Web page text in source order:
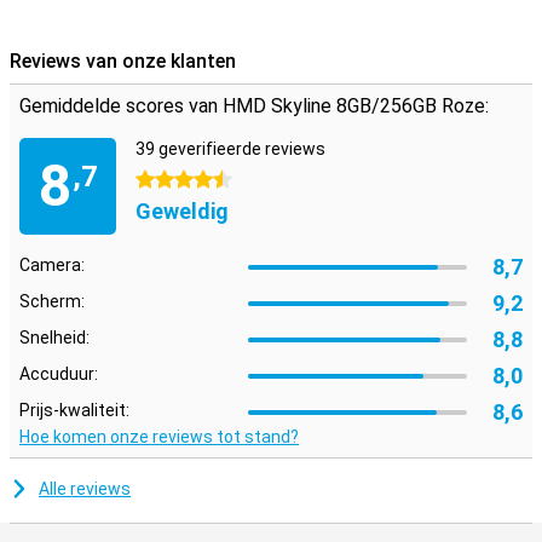
jouw eigen wens te maken met de 'custom button'. Je kan ervoor
zorgen dat de telefoon iets doet wanneer je er één keer op klikt, en
je kan de telefoon iets anders laten doen wanneer je twee keer
klikt. Bijvoorbeeld een sneltoets naar je favoriete spelletje, of de
route naar huis.
Reviews van onze klanten
Gemiddelde scores van HMD Skyline 8GB/256GB Roze:
8,7
39 geverifieerde reviews
4.5 sterren
Geweldig
Camera: 8,7
Scherm: 9,2
Snelheid: 8,8
Accuduur: 8,0
Prijs-kwaliteit: 8,6
Hoe komen onze reviews tot stand?
Alle reviews